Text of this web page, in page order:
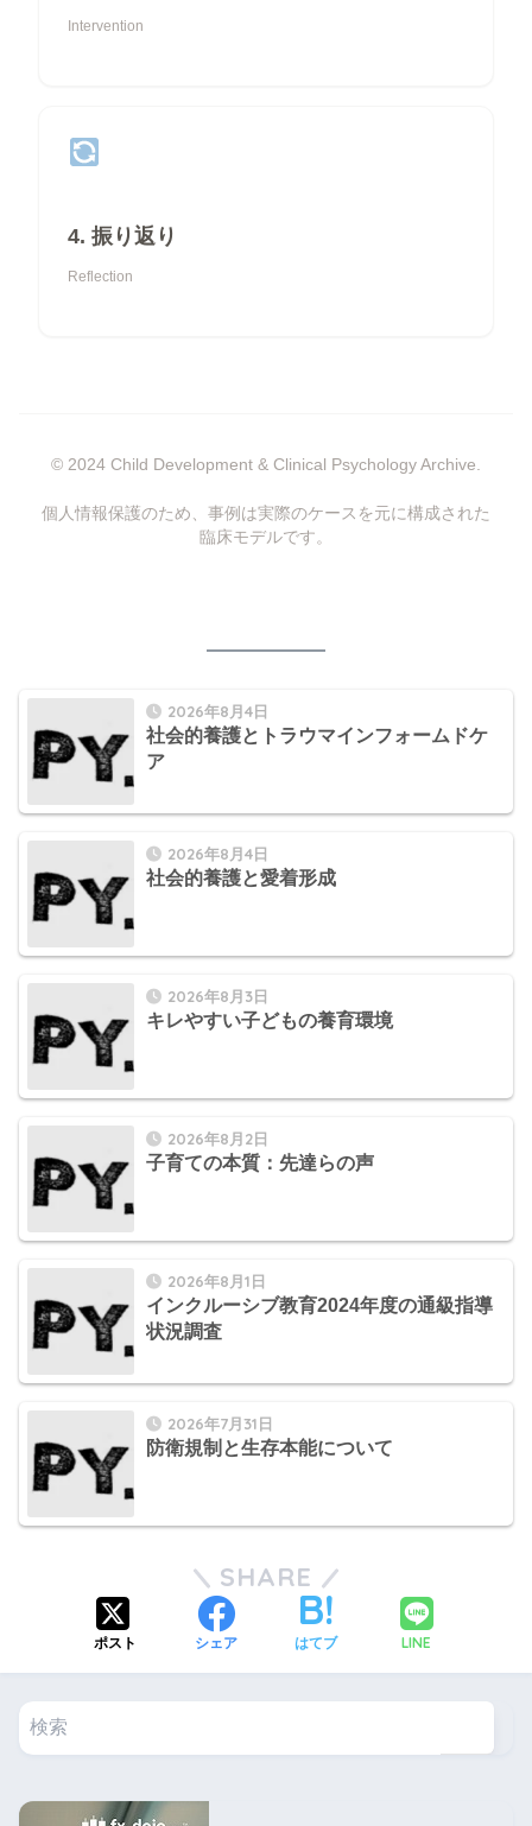
Intervention
4. 振り返り
Reflection
© 2024 Child Development & Clinical Psychology Archive.
個人情報保護のため、事例は実際のケースを元に構成された
臨床モデルです。
2026年8月4日
社会的養護とトラウマインフォームドケ
ア
2026年8月4日
社会的養護と愛着形成
2026年8月3日
キレやすい子どもの養育環境
2026年8月2日
子育ての本質：先達らの声
2026年8月1日
インクルーシブ教育2024年度の通級指導
状況調査
2026年7月31日
防衛規制と生存本能について
SHARE
ポスト シェア はてブ LINE